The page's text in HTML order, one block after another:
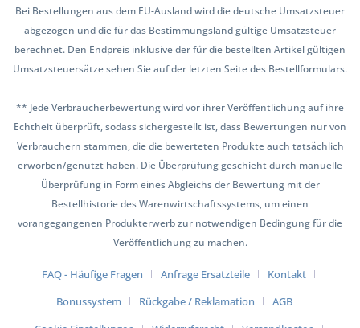
Bei Bestellungen aus dem EU-Ausland wird die deutsche Umsatzsteuer
abgezogen und die für das Bestimmungsland gültige Umsatzsteuer
berechnet. Den Endpreis inklusive der für die bestellten Artikel gültigen
Umsatzsteuersätze sehen Sie auf der letzten Seite des Bestellformulars.
** Jede Verbraucherbewertung wird vor ihrer Veröffentlichung auf ihre
Echtheit überprüft, sodass sichergestellt ist, dass Bewertungen nur von
Verbrauchern stammen, die die bewerteten Produkte auch tatsächlich
erworben/genutzt haben. Die Überprüfung geschieht durch manuelle
Überprüfung in Form eines Abgleichs der Bewertung mit der
Bestellhistorie des Warenwirtschaftssystems, um einen
vorangegangenen Produkterwerb zur notwendigen Bedingung für die
Veröffentlichung zu machen.
FAQ - Häufige Fragen Anfrage Ersatzteile
Kontakt
Bonussystem
Rückgabe / Reklamation
AGB